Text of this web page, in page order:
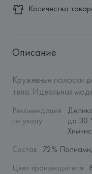
Количество
Описание
Кружевные полоски
тела. Идеальная
Рекомендация
по уходу:
до 30
Состав: 72%
Цвет производителя: